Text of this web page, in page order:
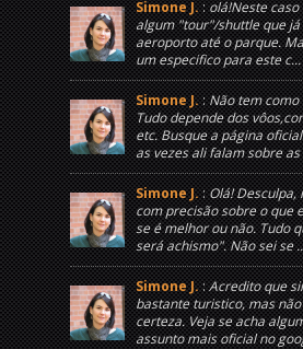
Simone J.:olá!Neste
algum "tour"/shuttle que já
aeroporto até o parque.
um especifico para este c...
Simone J.:Não tem
Tudo depende dos
etc. Busque a página
as vezes ali falam sobre as
Simone J.:Olá!
com precisão sobre o que
se é melhor ou não. Tudo
será achismo". Não sei se
Simone J.:Acredito que
bastante turistico, mas
certeza. Veja se acha
assunto mais oficial no